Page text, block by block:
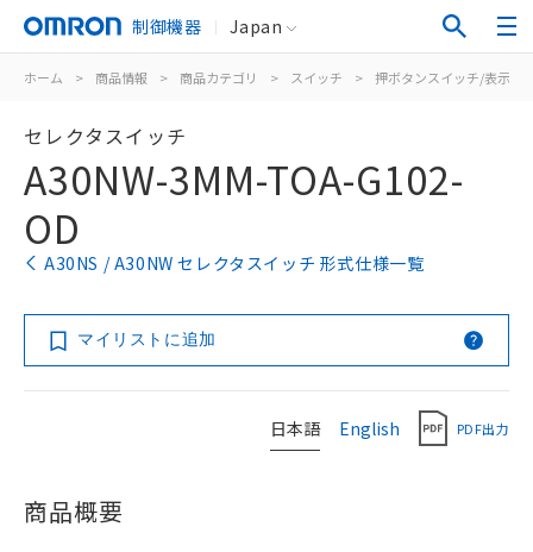
制御機器 Japan
ホーム > 商品情報 > 商品カテゴリ > スイッチ > 押ボタンスイッチ/表示灯
セレクタスイッチ
A30NW-3MM-TOA-G102-
OD
A30NS / A30NW セレクタスイッチ 形式仕様一覧
マイリストに追加
日本語 English PDF出力
商品概要